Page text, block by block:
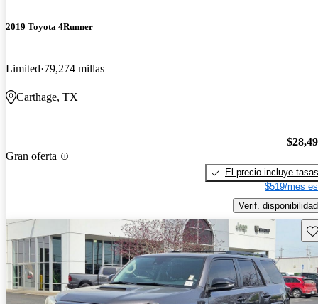
2019 Toyota 4Runner
Limited 79,274 millas
Carthage, TX
Gran oferta
El precio incluye tasas
$519/mes
Verif. disponibilidad